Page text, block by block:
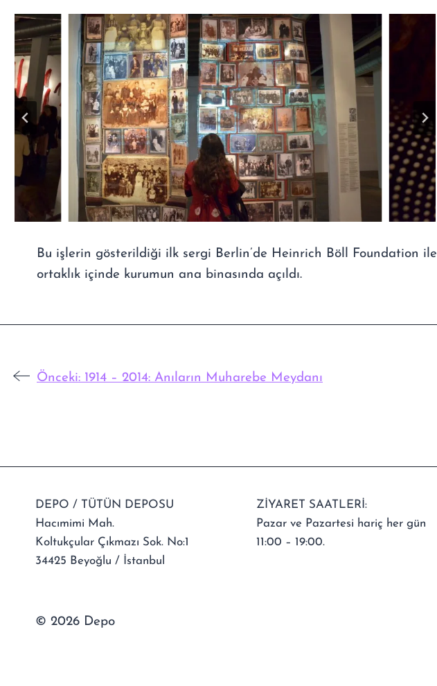
Bu işlerin gösterildiği ilk sergi Berlin’de Heinrich Böll Foundation ile
ortaklık içinde kurumun ana binasında açıldı.
Önceki: 1914 – 2014: Anıların Muharebe Meydanı
DEPO / TÜTÜN DEPOSU
Hacımimi Mah.
Koltukçular Çıkmazı Sok. No:1
34425 Beyoğlu / İstanbul
ZİYARET SAATLERİ:
Pazar ve Pazartesi hariç her gün
11:00 – 19:00.
© 2026 Depo